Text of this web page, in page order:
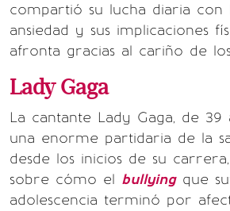
compartió su lucha diaria con
ansiedad y sus implicaciones
afronta gracias al cariño de
Lady Gaga
La cantante Lady Gaga, de 39
una enorme partidaria de la
desde los inicios de su
sobre cómo el bullyingque
adolescencia terminó por